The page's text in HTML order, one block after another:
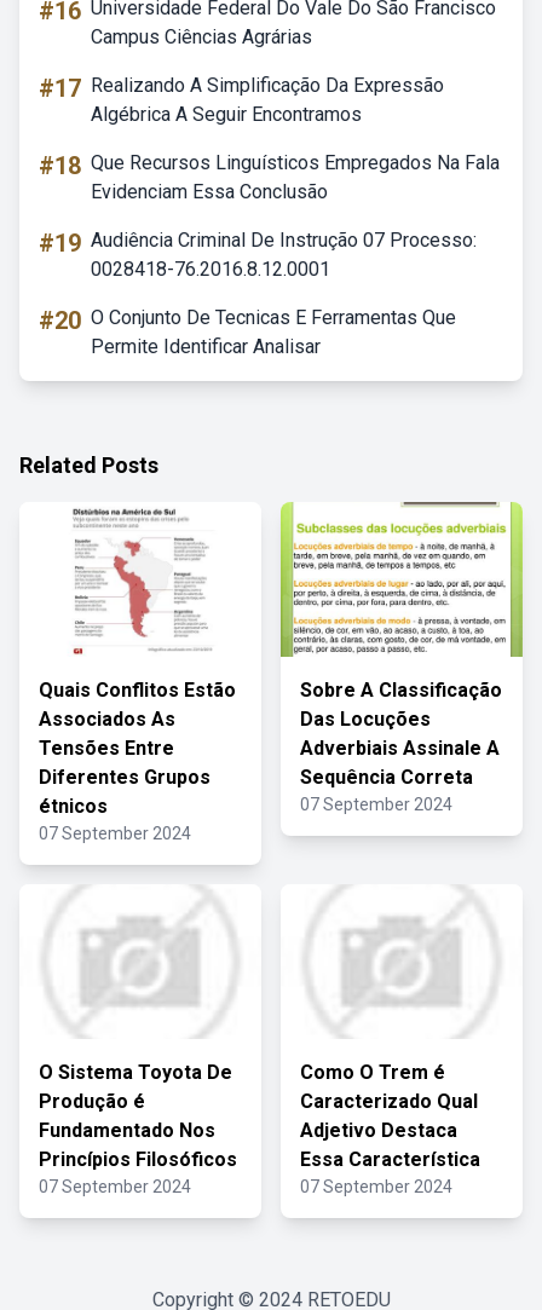
#16 Universidade Federal Do Vale Do São Francisco
Campus Ciências Agrárias
#17 Realizando A Simplificação Da Expressão
Algébrica A Seguir Encontramos
#18 Que Recursos Linguísticos Empregados Na Fala
Evidenciam Essa Conclusão
#19 Audiência Criminal De Instrução 07 Processo:
0028418-76.2016.8.12.0001
#20 O Conjunto De Tecnicas E Ferramentas Que
Permite Identificar Analisar
Related Posts
Quais Conflitos Estão
Associados As
Tensões Entre
Diferentes Grupos
étnicos
07 September 2024
Sobre A Classificação
Das Locuções
Adverbiais Assinale A
Sequência Correta
07 September 2024
O Sistema Toyota De
Produção é
Fundamentado Nos
Princípios Filosóficos
07 September 2024
Como O Trem é
Caracterizado Qual
Adjetivo Destaca
Essa Característica
07 September 2024
Copyright © 2024 RETOEDU